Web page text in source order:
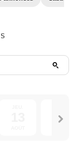
14